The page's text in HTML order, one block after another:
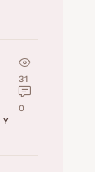
Y
31
0